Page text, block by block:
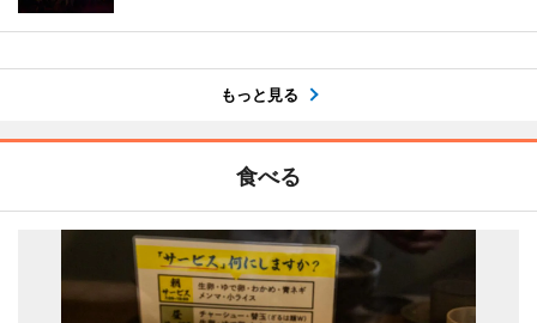
もっと見る
食べる